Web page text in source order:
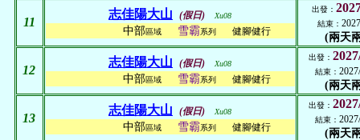
11
志佳陽大山 (假日) Xu08
中部區域 雪霸系列 健腳健行
出發：
結束：
(兩天
12
志佳陽大山 (假日) Xu08
中部區域 雪霸系列 健腳健行
出發：
結束：
(兩天
13
志佳陽大山 (假日) Xu08
中部區域 雪霸系列 健腳健行
出發：
結束：
(兩天